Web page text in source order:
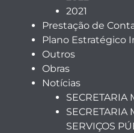
2021
Prestação de
Plano Estratégico
Outros
Obras
Notícias
SECRETARIA
SECRETARIA
SERVIÇOS